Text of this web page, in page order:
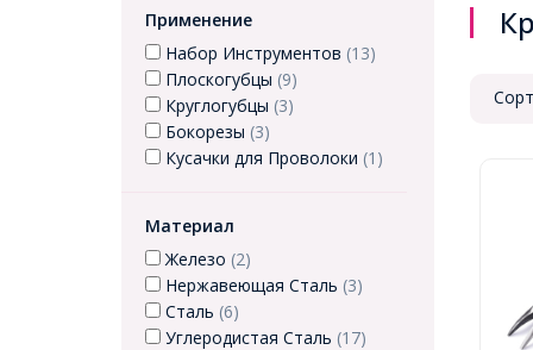
Применение
Набор Инструментов (13)
Плоскогубцы (9)
Круглогубцы (3)
Бокорезы (3)
Кусачки для Проволоки (1)
Материал
Железо (2)
Нержавеющая Сталь (3)
Сталь (6)
Углеродистая Сталь (17)